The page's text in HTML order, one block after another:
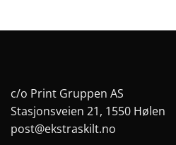
c/o Print Gruppen AS
Stasjonsveien 21, 1550 Hølen
post@ekstraskilt.no